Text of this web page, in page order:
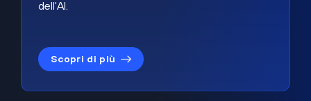
dell'AI.
Scopri di più